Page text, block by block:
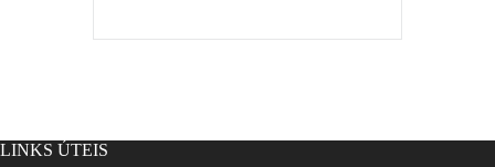
LINKS ÚTEIS